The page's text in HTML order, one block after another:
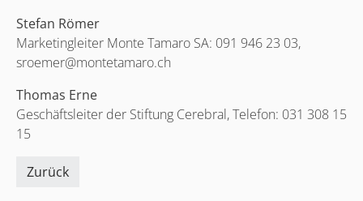
Stefan Römer
Marketingleiter Monte Tamaro SA: 091 946 23 03,
sroemer@montetamaro.ch
Thomas Erne
Geschäftsleiter der Stiftung Cerebral, Telefon: 031 308 15
15
Zurück